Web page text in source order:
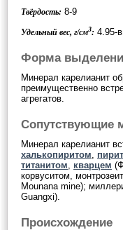
Твёрдость: 8-9
Удельный вес, г/см3: 4.95-
Форма
Минерал карелианит
преимущественно
агрегатов.
Сопутствующие
Минерал карелианит
халькопиритом
титанитом
кварцем
корвуситом,
Mounana mine);
Guangxi).
Происхождение